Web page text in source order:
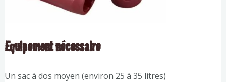
Equipement nécessaire
Un sac à dos moyen (environ 25 à 35 litres)